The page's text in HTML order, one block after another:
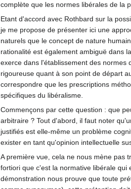
complète que les normes libérales de la
Etant d'accord avec Rothbard sur la
je me propose de présenter ici une
naturels que le concept de nature
rationalité est également ambiguë dans
exerce dans l'établissement des normes
rigoureuse quant à son point de départ
correspondre que les prescriptions
spécifiques du libéralisme.
Commençons par cette question : que
arbitraire ? Tout d'abord, il faut noter
justifiés est elle-même un problème
exister en tant qu'opinion intellectuelle
A première vue, cela ne nous mène pas
fortiori que c'est la normative libérale qui
démonstration nous prouve que toute